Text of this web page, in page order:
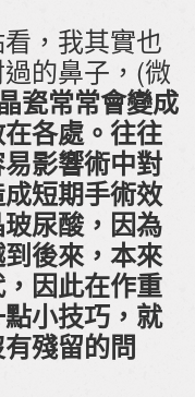
，我其實也
的鼻子，(微
瓷常常會變成
各處。往往
影響術中對
短期手術效
尿酸，因為
後來，本來
因此在作重
小技巧，就
殘留的問